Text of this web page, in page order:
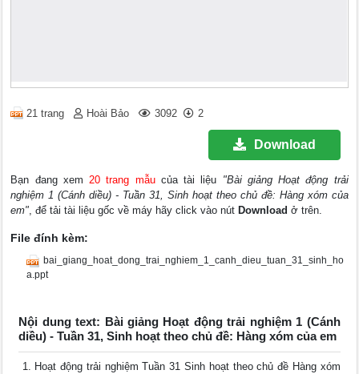
21 trang Hoài Bảo 3092 2
Download
Bạn đang xem20 trang mẫucủa tài liệu "Bài giảng Hoạt động trải
nghiệm 1 (Cánh diều) - Tuần 31, Sinh hoạt theo chủ đề: Hàng xóm của
em", để tải tài liệu gốc về máy hãy click vào nút Download ở trên.
File đính kèm:
bai_giang_hoat_dong_trai_nghiem_1_canh_dieu_tuan_31_sinh_ho
a.ppt
Nội dung text: Bài giảng Hoạt động trải nghiệm 1 (Cánh
diều) - Tuần 31, Sinh hoạt theo chủ đề: Hàng xóm của em
Hoạt động trải nghiệm Tuần 31 Sinh hoạt theo chủ đề Hàng xóm